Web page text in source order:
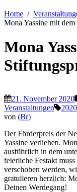
Home
Mona Yassine mit
Mona
21. November 2020
Veranstaltungen
2020
von (Br)
Der Förderpreis der
Yassine verliehen.
ausführlich in dem
feierliche Festakt
verschoben werden,
gratulieren herzlich:
Deinen Werdegang!